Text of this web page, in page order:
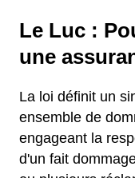
Le Luc :
une
La loi définit un
ensemble de
engageant la
d'un fait